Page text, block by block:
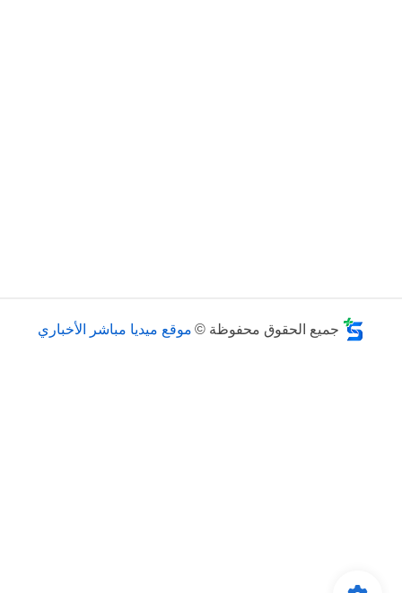
جميع الحقوق محفوظة © موقع ميديا مباشر الأخباري